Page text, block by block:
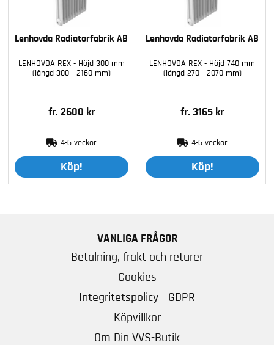
Lenhovda Radiatorfabrik AB
LENHOVDA REX - Höjd 300 mm
(längd 300 - 2160 mm)
fr. 2600 kr
4-6 veckor
Köp!
Lenhovda Radiatorfabrik AB
LENHOVDA REX - Höjd 740 mm
(längd 270 - 2070 mm)
fr. 3165 kr
4-6 veckor
Köp!
VANLIGA FRÅGOR
Betalning, frakt och returer
Cookies
Integritetspolicy - GDPR
Köpvillkor
Om Din VVS-Butik